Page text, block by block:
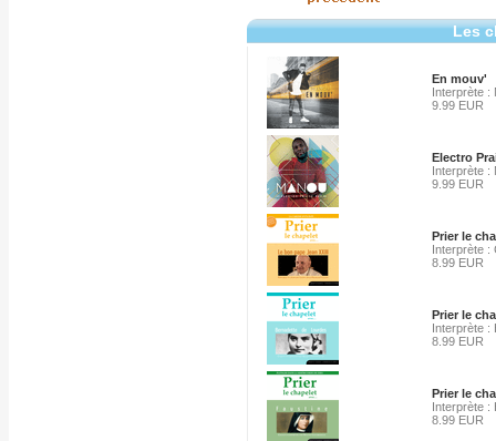
Les
En mouv'
Interprète :
9.99 EUR
Electro
Interprète :
9.99 EUR
Prier le
Interprète :
8.99 EUR
Prier le
Interprète :
8.99 EUR
Prier le
Interprète :
8.99 EUR